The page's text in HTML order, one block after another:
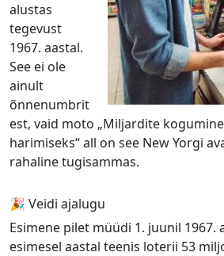
alustas
tegevust
1967. aastal.
See ei ole
ainult
õnnenumbrit
est, vaid moto „Miljardite
harimiseks“ all on see New Yorgi
rahaline tugisammas.
🎉 Veidi ajalugu
Esimene pilet müüdi 1. juunil 1967.
esimesel aastal teenis loterii 53